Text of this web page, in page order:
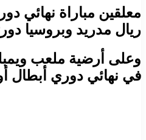
معلقين مباراة نهائي
ريال مدريد وبروسيا
وعلى أرضية ملعب
في نهائي دوري أبطال